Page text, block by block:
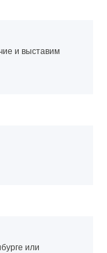
и выставим
или